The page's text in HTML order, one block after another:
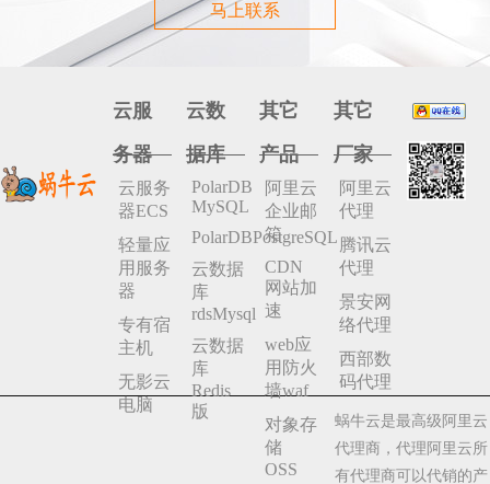
马上联系
云服
务器
云服务
器ECS
轻量应
用服务
器
专有宿
主机
无影云
电脑
云数
据库
PolarDB
MySQL
PolarDBPostgreSQL
云数据
库
rdsMysql
云数据
库
Redis
版
其它
产品
阿里云
企业邮
箱
CDN
网站加
速
web应
用防火
墙waf
对象存
储
OSS
其它
厂家
阿里云
代理
腾讯云
代理
景安网
络代理
西部数
码代理
蜗牛云是最高级阿里云
代理商，代理阿里云所
有代理商可以代销的产